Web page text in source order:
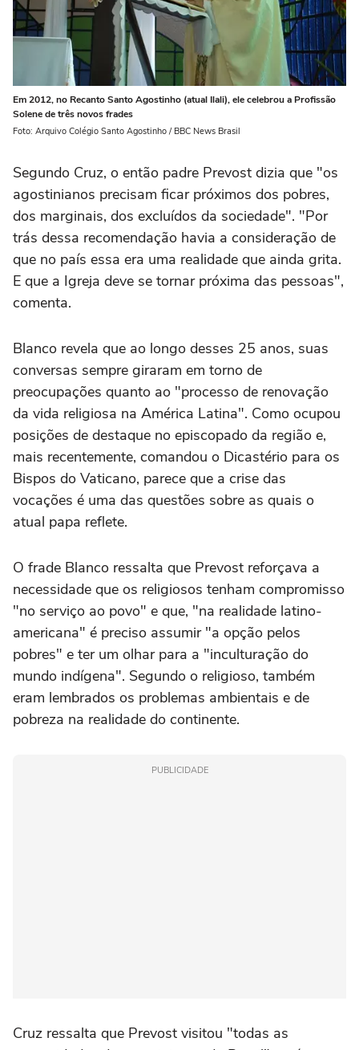
Em 2012, no Recanto Santo Agostinho (atual Ilali), ele celebrou a Profissão
Solene de três novos frades
Foto: Arquivo Colégio Santo Agostinho / BBC News Brasil
Segundo Cruz, o então padre Prevost dizia que "os
agostinianos precisam ficar próximos dos pobres,
dos marginais, dos excluídos da sociedade". "Por
trás dessa recomendação havia a consideração de
que no país essa era uma realidade que ainda grita.
E que a Igreja deve se tornar próxima das pessoas",
comenta.
Blanco revela que ao longo desses 25 anos, suas
conversas sempre giraram em torno de
preocupações quanto ao "processo de renovação
da vida religiosa na América Latina". Como ocupou
posições de destaque no episcopado da região e,
mais recentemente, comandou o Dicastério para os
Bispos do Vaticano, parece que a crise das
vocações é uma das questões sobre as quais o
atual papa reflete.
O frade Blanco ressalta que Prevost reforçava a
necessidade que os religiosos tenham compromisso
"no serviço ao povo" e que, "na realidade latino-
americana" é preciso assumir "a opção pelos
pobres" e ter um olhar para a "inculturação do
mundo indígena". Segundo o religioso, também
eram lembrados os problemas ambientais e de
pobreza na realidade do continente.
PUBLICIDADE
Cruz ressalta que Prevost visitou "todas as